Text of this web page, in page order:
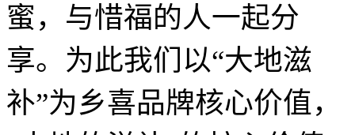
蜜，与惜福的人一起分
享。为此我们以“大地滋
补”为乡喜品牌核心价值，